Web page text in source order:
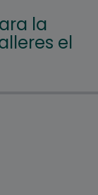
la
el